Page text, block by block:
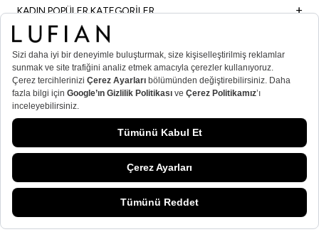
KADIN POPÜLER KATEGORİLER
© Lufian.com 2026 Tüm Hakları Saklıdır
E-TicaretSistemleriyle Hazırlanmıştır.